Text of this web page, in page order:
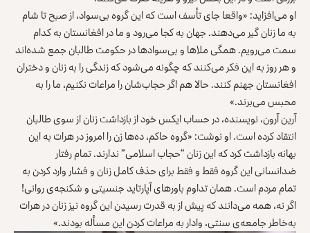
او می‌افزاید: «واقعا جای تأسف است که این گروه بی‌سواد، از صبح تا شام
به ما زنان گیر می‌دهند. جهان به کجا می‌رود و ما در افغانستان به کدام
سمت می‌رویم. همگی ملاها و بی‌سوادها در حکومت طالبان جمع شده‌اند
و هر روز به این فکر می‌کنند که چگونه می‌شود که زندگی را به زنان و دختران
افغانستان جهنم کنند. حالا هم اگر حجاب‌شان را مراعات نکنیم، ما را به
محبس می‌برند.»
آرین آرون، نویسنده، در حساب ایکس خود از بازداشت زنان از سوی طالبان
انتقاد کرده است. او نوشت: «گروه حاکم، ده‌ها زن را امروز در هرات به این
بهانه بازداشت کرد که این زنان “حجاب اسلامی” ندارند. تمام رفتار
ضدانسانی این گروه فقط و فقط برای حذف کامل زنان و فشار وارد کردن به
تمام مردم است. همان تداوم باورهای آپارتاید جنسیتی و شکنجه‌ی روانی!
اگر نه، همه می‌دانند که پیش از به قدرت رسیدن این گروه نیز زنان در هرات
به‌خاطر جامعه‌ی سنتی، وادار به مراعات کردن این مسأله بودند.»